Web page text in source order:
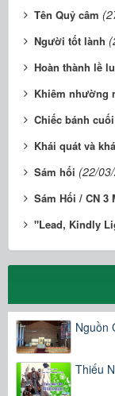
Tên Quỷ câm
Người tốt lành
Hoàn thành lề
Khiêm nhường
Chiếc bánh
Khái quát và
Sám hối (22/
Sám Hối / CN 3
"Lead, Kindly
Nguồn
Thiếu